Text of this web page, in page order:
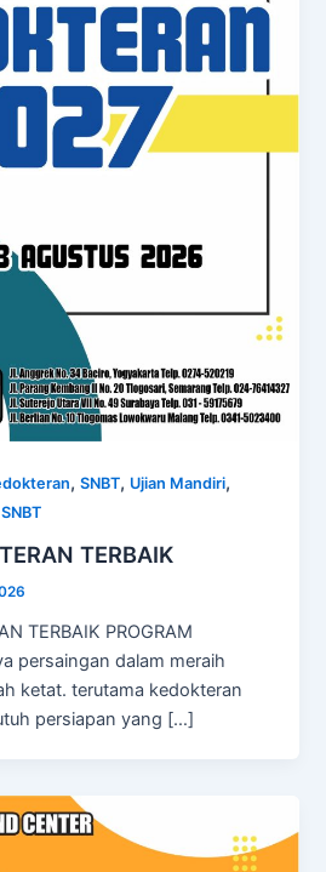
,SNBT, Ujian Mandiri,
TERBAIK
TERBAIK PROGRAM
persaingan dalam meraih
ketat. terutama kedokteran
persiapan yang […]